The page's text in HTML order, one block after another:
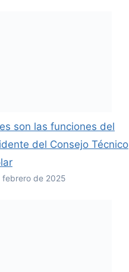
son las funciones del
del Consejo Técnico
febrero de 2025